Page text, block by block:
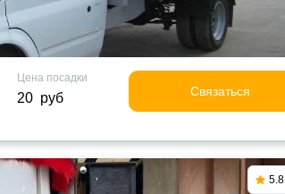
Цена посадки
20 руб Связаться
5.8